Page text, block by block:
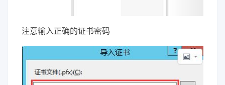
注意输入正确的证书密码